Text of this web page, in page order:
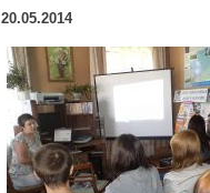
20.05.2014